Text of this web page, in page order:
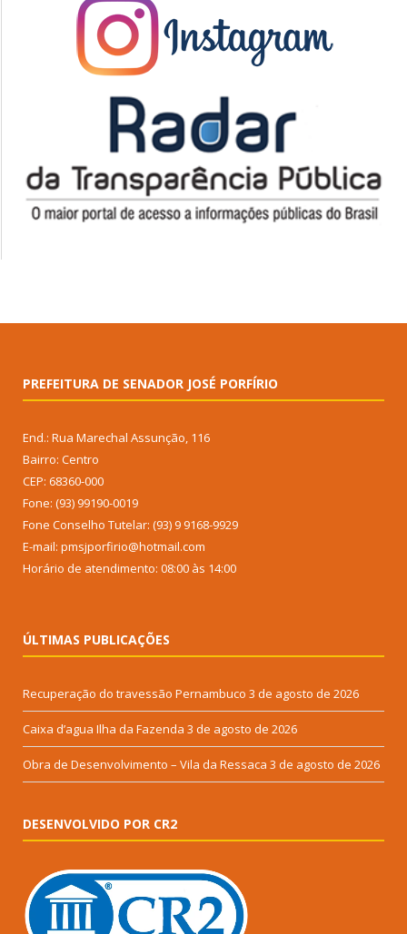
PREFEITURA DE SENADOR JOSÉ PORFÍRIO
End.: Rua Marechal Assunção, 116
Bairro: Centro
CEP: 68360-000
Fone: (93) 99190-0019
Fone Conselho Tutelar: (93) 9 9168-9929
E-mail: pmsjporfirio@hotmail.com
Horário de atendimento: 08:00 às 14:00
ÚLTIMAS PUBLICAÇÕES
Recuperação do travessão Pernambuco 3 de agosto de 2026
Caixa d’agua Ilha da Fazenda 3 de agosto de 2026
Obra de Desenvolvimento – Vila da Ressaca 3 de agosto de 2026
DESENVOLVIDO POR CR2